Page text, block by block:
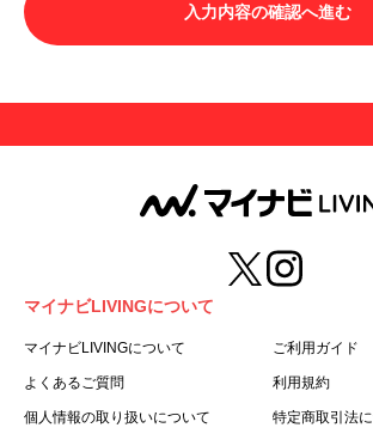
て」の内容をすべて承諾したものとみなさ
の意思表示は、本サービスを利用しないこ
用することはできません。
第３条（用語の定義）
１.「本サ―ビス」とは、第１章第１条で規
営するマイナビLIVINGを意味します。
２.「利用者」とは、第１章第２条に規定す
利用する個人を意味します。
３.「本サイト」とは、当社が運営する本サ
ます。
入力内容の確認へ進む
マイナビLIVINGについて
マイナビLIVINGについて ご利用ガイド
よくあるご質問 利用規約
個人情報の取り扱いについて 特定商取引法